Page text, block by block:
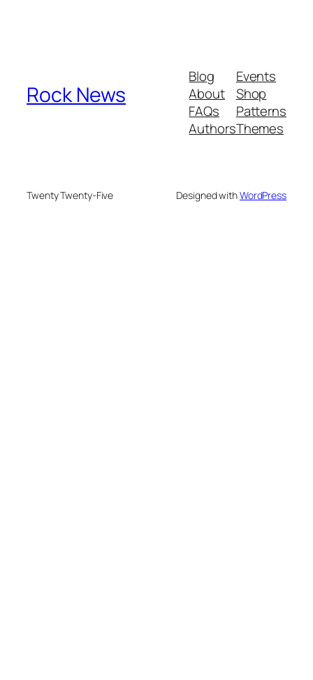
Rock News
Blog
About
FAQs
Authors
Events
Shop
Patterns
Themes
Twenty Twenty-Five Designed withWordPress